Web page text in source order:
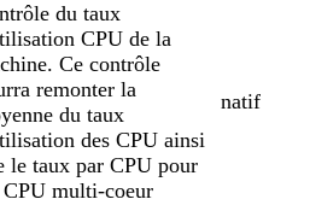
du taux
CPU de la
Ce contrôle
remonter la
du taux
des CPU ainsi
le taux par CPU pour
CPU multi-coeur
natif